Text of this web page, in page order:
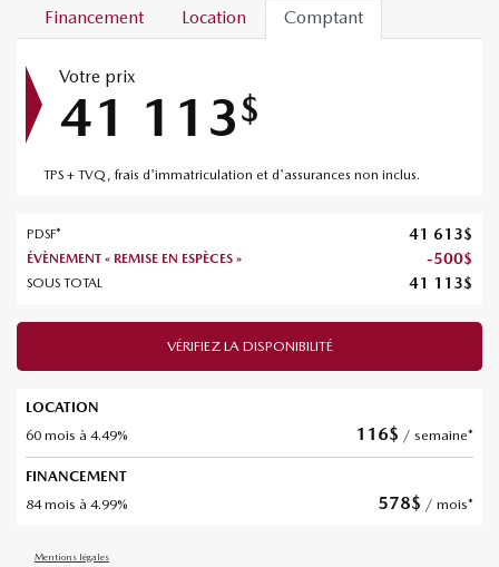
Financement Location Comptant
Votre prix
41 113$
TPS + TVQ, frais d'immatriculation et d'assurances non inclus.
PDSF* 41 613$
ÉVÈNEMENT « REMISE EN ESPÈCES » -500$
SOUS TOTAL 41 113$
VÉRIFIEZ LA DISPONIBILITÉ
LOCATION
60 mois à 4.49%
116$ / semaine*
FINANCEMENT
84 mois à 4.99%
578$ / mois*
Mentions légales